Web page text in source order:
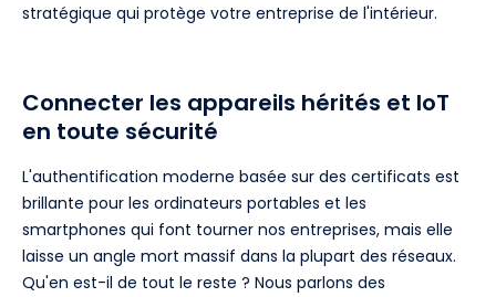
stratégique qui protège votre entreprise de l'intérieur.
Connecter les appareils hérités et IoT
en toute sécurité
L'authentification moderne basée sur des certificats est
brillante pour les ordinateurs portables et les
smartphones qui font tourner nos entreprises, mais elle
laisse un angle mort massif dans la plupart des réseaux.
Qu'en est-il de tout le reste ? Nous parlons des